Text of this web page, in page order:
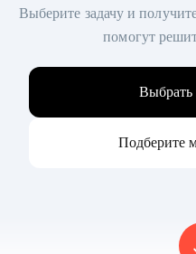
Выберите задачу и
помогут
Выбрать
Подберите